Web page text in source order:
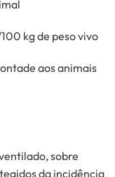
kg de peso vivo
aos animais
sobre
da incidência